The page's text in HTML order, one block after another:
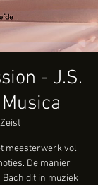
- J.S.
Zeist
meesterwerk vol
De manier
dit in muziek